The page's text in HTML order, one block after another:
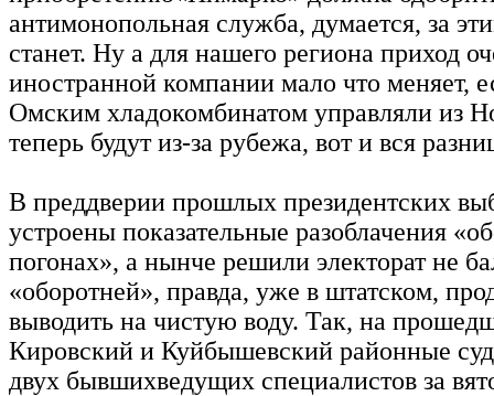
антимонопольная служба, думается, за
станет. Ну а для нашего региона приход
иностранной компании мало что меняет,
Омским хладокомбинатом управляли из
теперь будут из-за рубежа, вот и вся
В преддверии прошлых президентских
устроены показательные разоблачения
погонах», а нынче решили электорат не
«оборотней», правда, уже в штатском,
выводить на чистую воду. Так, на
Кировский и Куйбышевский районные
двух бывшихведущих специалистов за